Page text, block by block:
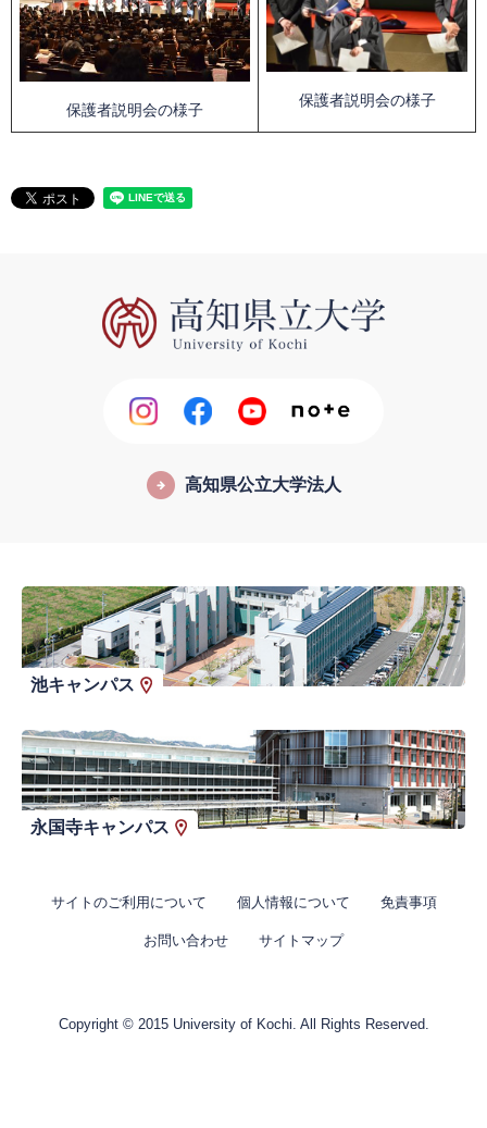
保護者説明会の様子
保護者説明会の様子
高知県公立大学法人
池キャンパス
永国寺キャンパス
サイトのご利用について 個人情報について 免責事項
お問い合わせ サイトマップ
Copyright © 2015 University of Kochi. All Rights Reserved.